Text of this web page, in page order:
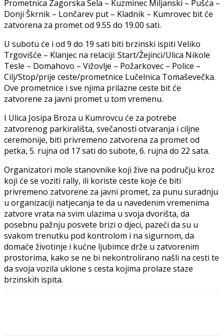
Prometnica Zagorska Sela – Kuzminec Miljanski – Pušća –
Donji Škrnik – Lončarev put – Kladnik – Kumrovec bit će
zatvorena za promet od 9.55 do 19.00 sati.
U subotu će i od 9 do 19 sati biti brzinski ispiti Veliko
Trgovišće – Klanjec na relaciji: Start/Žejinci/Ulica Nikole
Tesle – Domahovo – Vižovlje – Požarkovec – Police –
Cilj/Stop/prije ceste/prometnice Lučelnica Tomaševečka.
Ove prometnice i sve njima prilazne ceste bit će
zatvorene za javni promet u tom vremenu.
I Ulica Josipa Broza u Kumrovcu će za potrebe
zatvorenog parkirališta, svečanosti otvaranja i ciljne
ceremonije, biti privremeno zatvorena za promet od
petka, 5. rujna od 17 sati do subote, 6. rujna do 22 sata.
Organizatori mole stanovnike koji žive na području kroz
koji će se voziti rally, ili koriste ceste koje će biti
privremeno zatvorene za javni promet, za punu suradnju
u organizaciji natjecanja te da u navedenim vremenima
zatvore vrata na svim ulazima u svoja dvorišta, da
posebnu pažnju posvete brizi o djeci, pazeći da su u
svakom trenutku pod kontrolom i na sigurnom, da
domaće životinje i kućne ljubimce drže u zatvorenim
prostorima, kako se ne bi nekontrolirano našli na cesti te
da svoja vozila uklone s cesta kojima prolaze staze
brzinskih ispita.